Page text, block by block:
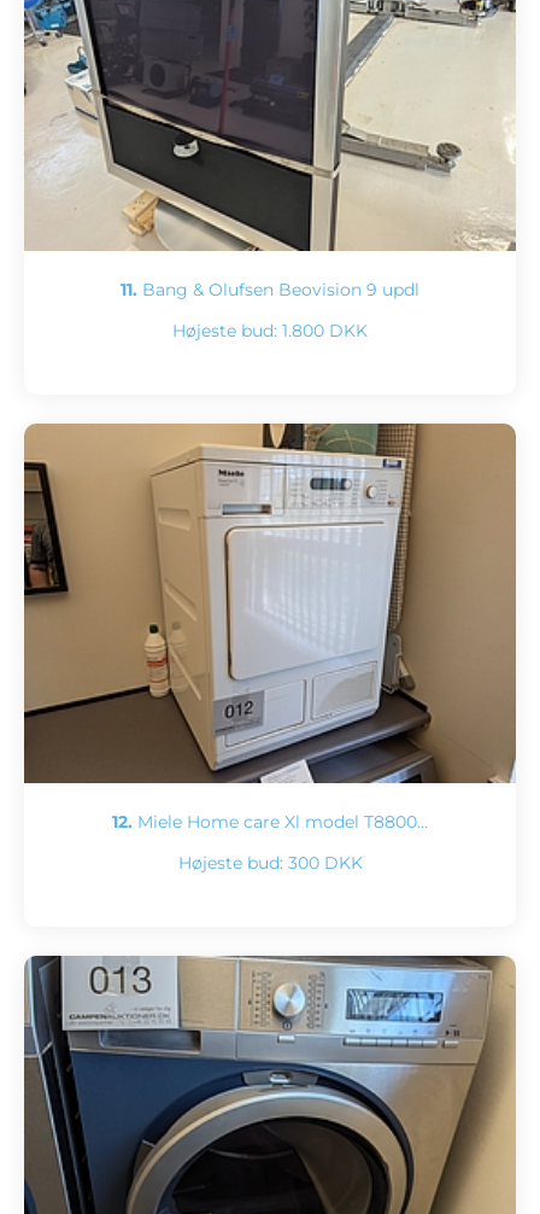
11. Bang & Olufsen Beovision 9 updl
Højeste bud: 1.800 DKK
12. Miele Home care Xl model T8800…
Højeste bud: 300 DKK